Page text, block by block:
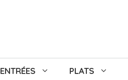
ENTRÉES PLATS